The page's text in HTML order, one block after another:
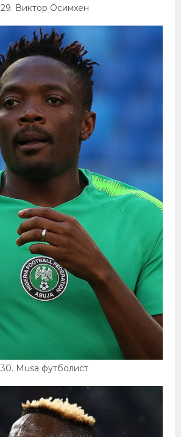
29. Виктор Осимхен
30. Musa футболист